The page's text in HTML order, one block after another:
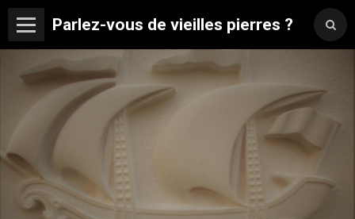
Parlez-vous de vieilles pierres ?